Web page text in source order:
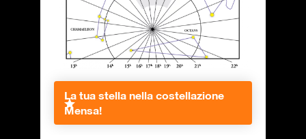
La tua stella nella costellazione
Mensa!